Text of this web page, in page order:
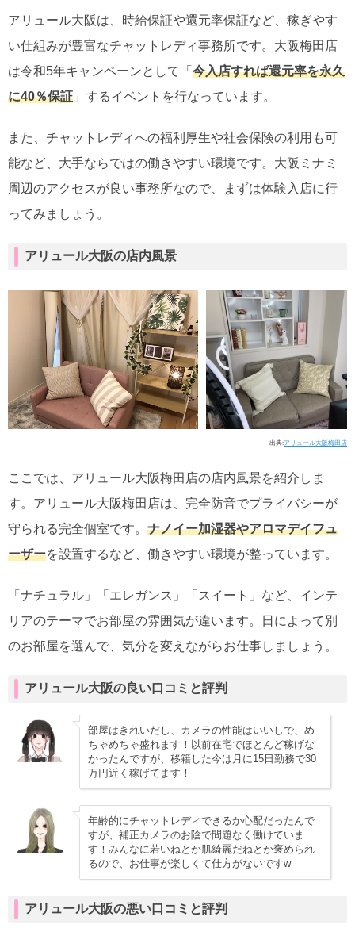
アリュール大阪は、時給保証や還元率保証など、稼ぎやす
い仕組みが豊富なチャットレディ事務所です。大阪梅田店
は令和5年キャンペーンとして「 今入店すれば還元率を永久
に40％保証 」するイベントを行なっています。
また、チャットレディへの福利厚生や社会保険の利用も可
能など、大手ならではの働きやすい環境です。大阪ミナミ
周辺のアクセスが良い事務所なので、まずは体験入店に行
ってみましょう。
アリュール大阪の店内風景
出典:アリュール大阪梅田店
ここでは、アリュール大阪梅田店の店内風景を紹介しま
す。アリュール大阪梅田店は、完全防音でプライバシーが
守られる完全個室です。 ナノイー加湿器やアロマデイフュ
ーザーを設置するなど、働きやすい環境が整っています。
「ナチュラル」「エレガンス」「スイート」など、インテ
リアのテーマでお部屋の雰囲気が違います。日によって別
のお部屋を選んで、気分を変えながらお仕事しましょう。
アリュール大阪の良い口コミと評判
部屋はきれいだし、カメラの性能はいいしで、め
ちゃめちゃ盛れます！以前在宅でほとんど稼げな
かったんですが、移籍した今は月に15日勤務で30
万円近く稼げてます！
年齢的にチャットレディできるか心配だったんで
すが、補正カメラのお陰で問題なく働けていま
す！みんなに若いねとか肌綺麗だねとか褒められ
るので、お仕事が楽しくて仕方がないですw
アリュール大阪の悪い口コミと評判